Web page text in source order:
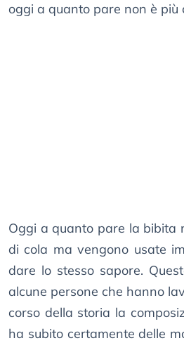
oggi a quanto pare non è più
Oggi a quanto pare la bibita
di cola ma vengono usate
dare lo stesso sapore.
alcune persone che hanno
corso della storia la
ha subito certamente delle